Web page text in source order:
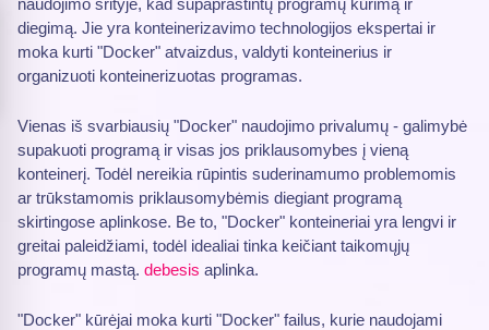
naudojimo srityje, kad supaprastintų programų kūrimą ir
diegimą. Jie yra konteinerizavimo technologijos ekspertai ir
moka kurti "Docker" atvaizdus, valdyti konteinerius ir
organizuoti konteinerizuotas programas.
Vienas iš svarbiausių "Docker" naudojimo privalumų - galimybė
supakuoti programą ir visas jos priklausomybes į vieną
konteinerį. Todėl nereikia rūpintis suderinamumo problemomis
ar trūkstamomis priklausomybėmis diegiant programą
skirtingose aplinkose. Be to, "Docker" konteineriai yra lengvi ir
greitai paleidžiami, todėl idealiai tinka keičiant taikomųjų
programų mastą. debesis aplinka.
"Docker" kūrėjai moka kurti "Docker" failus, kurie naudojami